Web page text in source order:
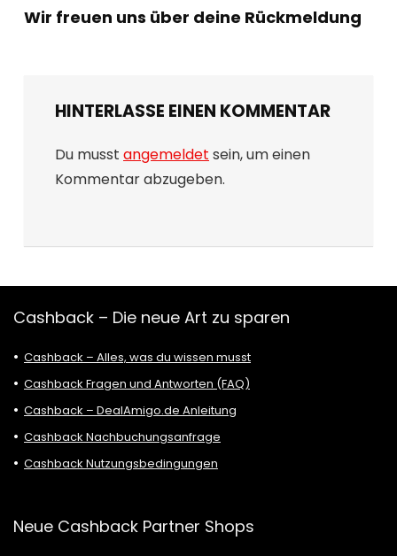
Wir freuen uns über deine Rückmeldung
HINTERLASSE EINEN KOMMENTAR
Du musst angemeldet sein, um einen
Kommentar abzugeben.
Cashback – Die neue Art zu sparen
Cashback – Alles, was du wissen musst
Cashback Fragen und Antworten (FAQ)
Cashback – DealAmigo.de Anleitung
Cashback Nachbuchungsanfrage
Cashback Nutzungsbedingungen
Neue Cashback Partner Shops